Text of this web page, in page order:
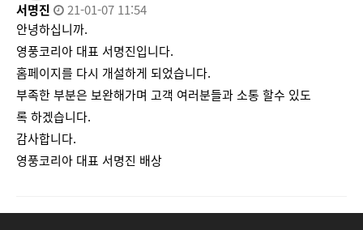
서명진
21-01-07 11:54
안녕하십니까.
영풍코리아 대표 서명진입니다.
홈페이지를 다시 개설하게 되었습니다.
부족한 부분은 보완해가며 고객 여러분들과 소통 할수 있도
록 하겠습니다.
감사합니다.
영풍코리아 대표 서명진 배상